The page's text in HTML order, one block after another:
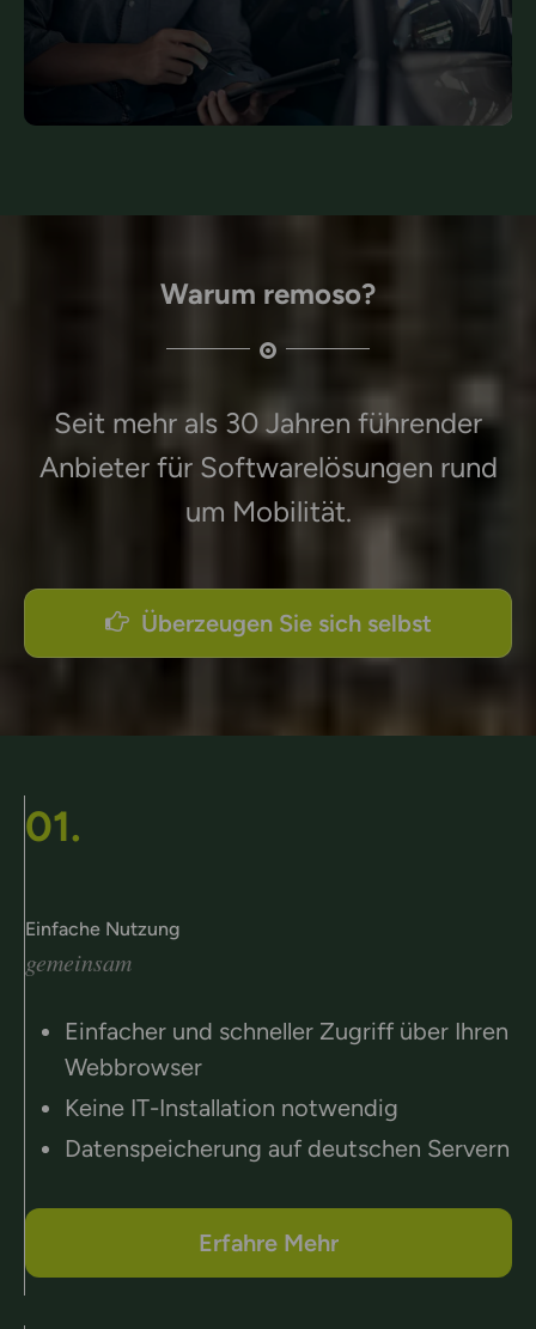
Warum remoso?
Seit mehr als 30 Jahren führender
Anbieter für Softwarelösungen rund
um Mobilität.
Überzeugen Sie sich selbst
01.
Einfache Nutzung
gemeinsam
Einfacher und schneller Zugriff über Ihren
Webbrowser
Keine IT-Installation notwendig
Datenspeicherung auf deutschen Servern
Erfahre Mehr